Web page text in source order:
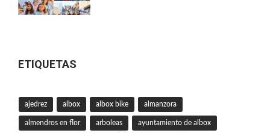
ETIQUETAS
ajedrez albox albox bike almanzora
almendros en flor arboleas ayuntamiento de albox